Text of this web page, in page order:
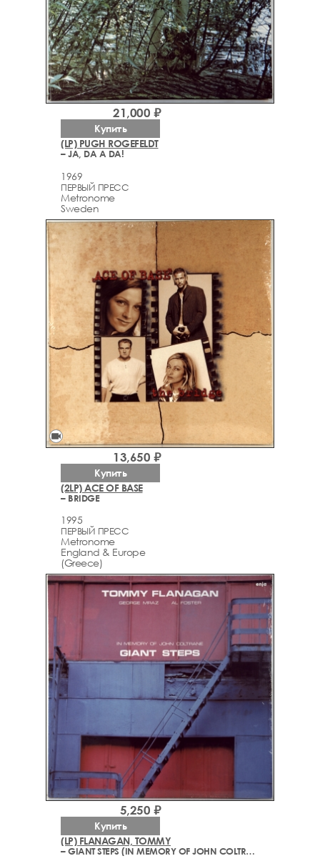
(LP) PUGH ROGEFELDT
– JA, DA A DA!
1969
ПЕРВЫЙ ПРЕСС
Metronome
Sweden
21,000 ₽
Купить
videocam
(2LP) ACE OF BASE
– BRIDGE
1995
ПЕРВЫЙ ПРЕСС
Metronome
England & Europe
(Greece)
13,650 ₽
Купить
(LP) FLANAGAN, TOMMY
– GIANT STEPS (IN MEMORY OF JOHN COLTRANE)
5,250 ₽
Купить